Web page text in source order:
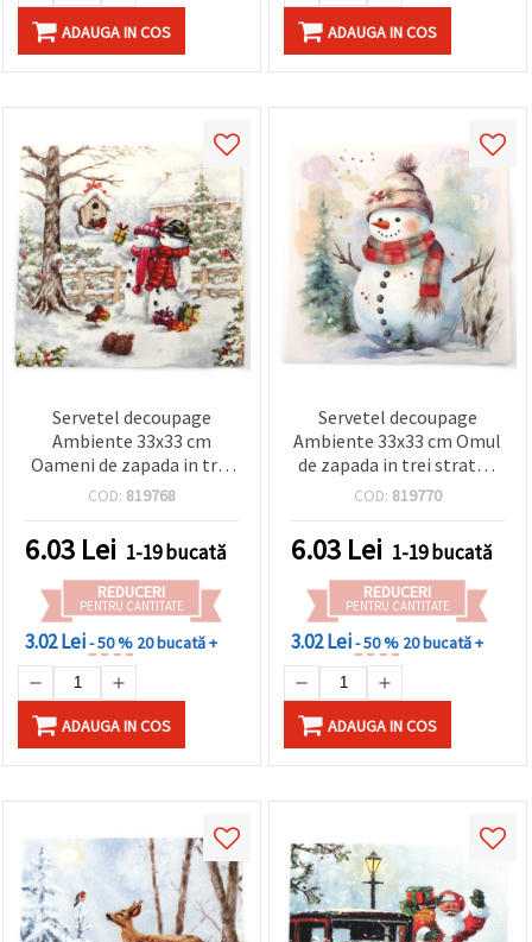
ADAUGA IN COS ADAUGA IN COS
Servetel decoupage
Ambiente 33x33 cm
Oameni de zapada in trei
straturi care aduc cadouri
COD: 819768
6.03 Lei 1-19 bucată
REDUCERI
PENTRU CANTITATE
3.02 Lei- 50 % 20 bucată +
ADAUGA IN COS
Servetel decoupage
Ambiente 33x33 cm Omul
de zapada in trei straturi
in natura - 1 bucata
COD: 819770
6.03 Lei 1-19 bucată
REDUCERI
PENTRU CANTITATE
3.02 Lei- 50 % 20 bucată +
ADAUGA IN COS